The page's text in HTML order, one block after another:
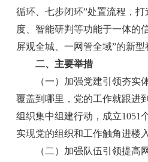
循环、七步闭环”处置流程，
度、智能研判等功能于一体的
屏观全城、一网管全域”的新型
二、主要举措
（一）加强党建引领夯实体
覆盖到哪里，党的工作就跟进
组织集中组建行动，成立1051
实现党的组织和工作触角进楼
（二）加强队伍引领提高网